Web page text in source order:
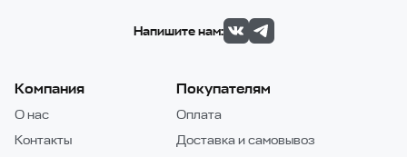
Напишите нам:
Компания
О нас
Контакты
Покупателям
Оплата
Доставка и самовывоз